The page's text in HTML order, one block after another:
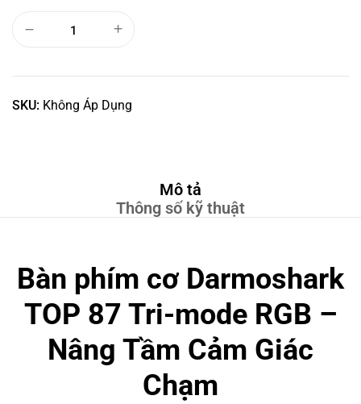
SKU: Không Áp Dụng
Mô tả
Thông số kỹ thuật
Bàn phím cơ Darmoshark
TOP 87 Tri-mode RGB –
Nâng Tầm Cảm Giác
Chạm